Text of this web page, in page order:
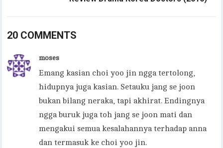
20 COMMENTS
moses
Emang kasian choi yoo jin ngga tertolong,
hidupnya juga kasian. Setauku jang se joon
bukan bilang neraka, tapi akhirat. Endingnya
ngga buruk juga toh jang se joon mati dan
mengakui semua kesalahannya terhadap anna
dan termasuk ke choi yoo jin.